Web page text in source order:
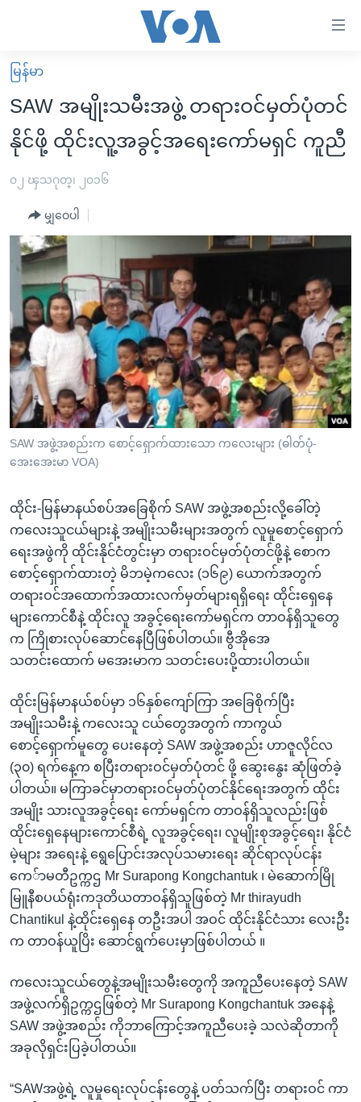
လွယ်ကူ
စေ
သည့်
Link
များ
အကြောင်းအရာ
ကျော်
ကြည့်
ရန်
ပင်မ
အ
ညွန်း
စာမျက်နှာ
သို့
ရှာဖွေ
နေရာ
မူလစာမျက်နှာ
မြန်မာ
ကမ္ဘာ့သတင်းများ
အစ္စရေး-ပါလက်စတိုင်း
ရပ်ဝန်းတခု လမ်းတခု အလွန်
အင်္ဂလိပ်စာလေ့လာမယ်
အမေရိကန်သုံးအီဒီယံ
မကြေးမုံရဲ့ အင်္ဂလိပ်စာ
ရုပ်ရှင်ထဲက အင်္ဂလိပ်စာ
သုတပဒေသာ အင်္ဂလိပ်စာ
အပတ်စဉ်ကဏ္ဍများ
ရေဒီယို
တီဗွီ
ရေဒီယိုနှင့်ရုပ်သံ အချက်အလက်များ
ရေဒီယို/တီဗွီအစီအစဉ်
Learning English
ဗွီအိုအေ လူမှုကွန်ယက်များ
ဘာသာစကားများ
မြန်မာ
SAW အမျိုးသမီးအဖွဲ့ တရားဝင်မှတ်ပုံတင်
နိုင်ဖို့ ထိုင်းလူ့အခွင့်အရေးကော်မရှင် ကူညီ
၀၂ ၾသဂုတ္၊ ၂၀၁၆
မျှဝေပါ
SAW အဖွဲ့အစည်းက စောင့်ရှောက်ထားသော ကလေးများ (ဓါတ်ပုံ-
အေးအေးမာ VOA)
ထိုင်း-မြန်မာနယ်စပ်အခြေစိုက် SAW အဖွဲ့အစည်းလို့ခေါ်တဲ့
ကလေးသူငယ်များနဲ့ အမျိုးသမီးများအတွက် လူမူစောင့်ရှောက်
ရေးအဖွဲကို ထိုင်းနိုင်ငံတွင်းမှာ တရားဝင်မှတ်ပုံတင်ဖို့နဲ့ စောက
စောင့်ရှောက်ထားတဲ့ မိဘမဲ့ကလေး (၁၆၉) ယောက်အတွက်
တရားဝင်အထောက်အထားလက်မှတ်များရရှိရေး ထိုင်းရှေနေ
များကောင်စီနဲ့ ထိုင်းလူ အခွင့်ရေးကော်မရှင်က တာဝန်ရှိသူတွေ
က ကြိုစားလုပ်ဆောင်နေပြီဖြစ်ပါတယ်။ ဗွီအိုအေ
သတင်းထောက် မအေးမာက သတင်းပေးပို့ထားပါတယ်။
ထိုင်းမြန်မာနယ်စပ်မှာ ၁၆နှစ်ကျော်ကြာ အခြေစိုက်ပြီး
အမျိုးသမီးနဲ့ ကလေးသူ ငယ်တွေအတွက် ကာကွယ်
စောင့်ရှောက်မူတွေ ပေးနေတဲ့ SAW အဖွဲ့အစည်း ဟာဇူလိုင်လ
(၃၀) ရက်နေ့က စပြီးတရားဝင်မှတ်ပုံတင် ဖို့ ဆွေးနွေး ဆုံဖြတ်ခဲ့
ပါတယ်။ မကြာခင်မှာတရားဝင်မှတ်ပုံတင်နိုင်ရေးအတွက် ထိုင်း
အမျိုး သားလူအခွင့်ရေး ကော်မရှင်က တာဝန်ရှိသူလည်းဖြစ်
ထိုင်းရှေနေများကောင်စီရဲ့ လူအခွင့်ရေး၊ လူမျိုးစုအခွင့်ရေး၊ နိုင်ငံ
မဲ့များ အရေးနဲ့ ရွေပြောင်းအလုပ်သမားရေး ဆိုင်ရာလုပ်ငန်း
ကေ်ာမတီဥက္ကဌ Mr Surapong Kongchantuk ၊ မဲဆောက်မြို
မြူနီစပယ်ရုံးကဒုတိယတာဝန်ရှိသူဖြစ်တဲ့ Mr thirayudh
Chantikul နဲ့ထိုင်းရှေနေ တဦးအပါ အဝင် ထိုင်းနိုင်ငံသား လေးဦး
က တာဝန်ယူပြိး ဆောင်ရွက်ပေးမှာဖြစ်ပါတယ် ။
ကလေးသူငယ်တွေနဲ့အမျိုးသမီးတွေကို အကူညီပေးနေတဲ့ SAW
အဖွဲ့လက်ရှိဥက္ကဌဖြစ်တဲ့ Mr Surapong Kongchantuk အနေနဲ့
SAW အဖွဲ့အစည်း ကိုဘာကြောင့်အကူညီပေးခဲ့ သလဲဆိုတာကို
အခုလိုရှင်းပြခဲ့ပါတယ်။
“SAWအဖွဲ့ရဲ့ လူမှုရေးလုပ်ငန်းတွေနဲ့ ပတ်သက်ပြီး တရားဝင် ကာ